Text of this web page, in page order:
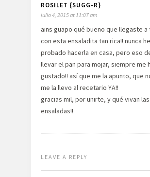
ROSILET {SUGG-R}
julio 4, 2015 at 11:07 am
ains guapo qué bueno que llegaste
con esta ensaladita tan rica!! nunca he
probado hacerla en casa, pero eso
llevar el pan para mojar, siempre me
gustado!! así que me la apunto, que
me la llevo al recetario YA!!
gracias mil, por unirte, y qué vivan las
ensaladas!!
LEAVE A REPLY